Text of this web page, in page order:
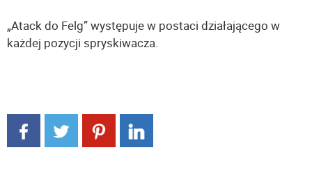
„Atack do Felg” występuje w postaci działającego w
każdej pozycji spryskiwacza.